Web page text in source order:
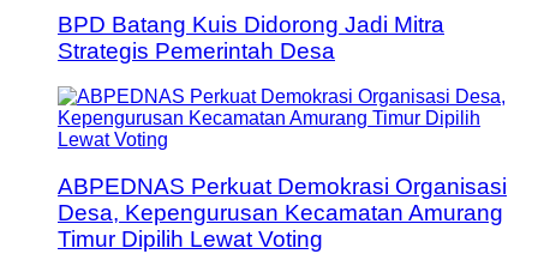
BPD Batang Kuis Didorong Jadi Mitra
Strategis Pemerintah Desa
ABPEDNAS Perkuat Demokrasi Organisasi
Desa, Kepengurusan Kecamatan Amurang
Timur Dipilih Lewat Voting